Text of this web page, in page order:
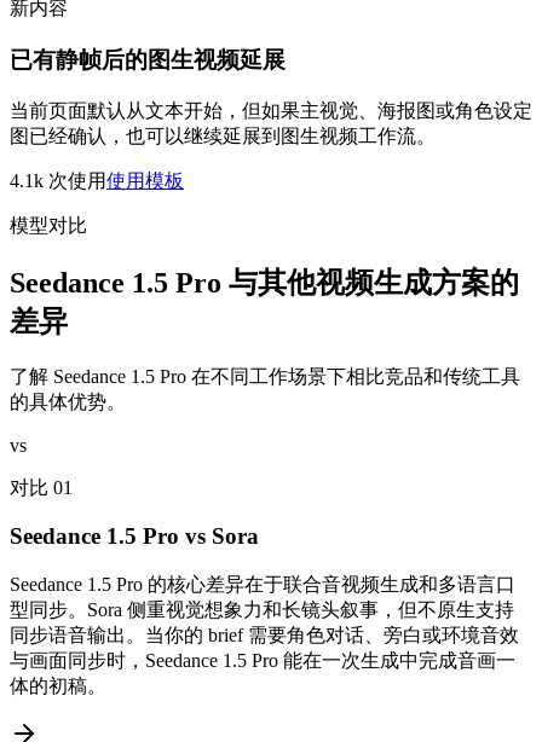
新内容
已有静帧后的图生视频延展
当前页面默认从文本开始，但如果主视觉、海报图或角色设定
图已经确认，也可以继续延展到图生视频工作流。
4.1k 次使用使用模板
模型对比
Seedance 1.5 Pro 与其他视频生成方案的
差异
了解 Seedance 1.5 Pro 在不同工作场景下相比竞品和传统工具
的具体优势。
vs
对比 01
Seedance 1.5 Pro vs Sora
Seedance 1.5 Pro 的核心差异在于联合音视频生成和多语言口
型同步。Sora 侧重视觉想象力和长镜头叙事，但不原生支持
同步语音输出。当你的 brief 需要角色对话、旁白或环境音效
与画面同步时，Seedance 1.5 Pro 能在一次生成中完成音画一
体的初稿。